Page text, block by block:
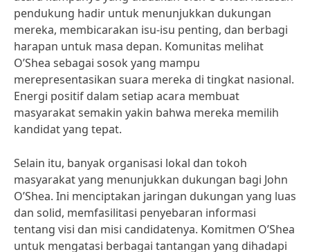
pendukung hadir untuk menunjukkan dukungan
mereka, membicarakan isu-isu penting, dan berbagi
harapan untuk masa depan. Komunitas melihat
O’Shea sebagai sosok yang mampu
merepresentasikan suara mereka di tingkat nasional.
Energi positif dalam setiap acara membuat
masyarakat semakin yakin bahwa mereka memilih
kandidat yang tepat.
Selain itu, banyak organisasi lokal dan tokoh
masyarakat yang menunjukkan dukungan bagi John
O’Shea. Ini menciptakan jaringan dukungan yang luas
dan solid, memfasilitasi penyebaran informasi
tentang visi dan misi candidatenya. Komitmen O’Shea
untuk mengatasi berbagai tantangan yang dihadapi